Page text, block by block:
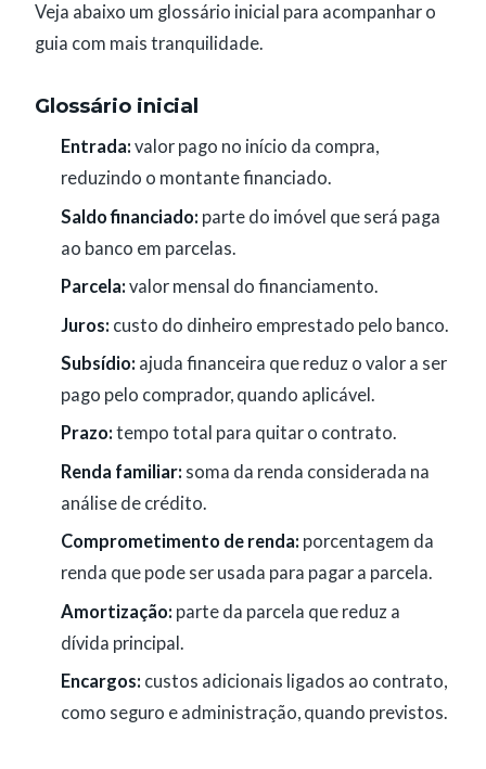
Veja abaixo um glossário inicial para acompanhar o
guia com mais tranquilidade.
Glossário inicial
Entrada: valor pago no início da compra,
reduzindo o montante financiado.
Saldo financiado: parte do imóvel que será paga
ao banco em parcelas.
Parcela: valor mensal do financiamento.
Juros: custo do dinheiro emprestado pelo banco.
Subsídio: ajuda financeira que reduz o valor a ser
pago pelo comprador, quando aplicável.
Prazo: tempo total para quitar o contrato.
Renda familiar: soma da renda considerada na
análise de crédito.
Comprometimento de renda: porcentagem da
renda que pode ser usada para pagar a parcela.
Amortização: parte da parcela que reduz a
dívida principal.
Encargos: custos adicionais ligados ao contrato,
como seguro e administração, quando previstos.